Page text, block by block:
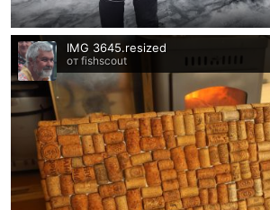
IMG 3645.resized
от fishscout